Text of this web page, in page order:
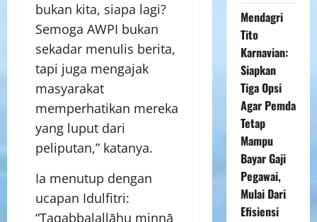
bukan kita, siapa lagi?
Semoga AWPI bukan
sekadar menulis berita,
tapi juga mengajak
masyarakat
memperhatikan mereka
yang luput dari
peliputan,” katanya.
Ia menutup dengan
ucapan Idulfitri:
“Taqabbalallāhu minnā
Mendagri
Tito
Karnavian:
Siapkan
Tiga Opsi
Agar Pemda
Tetap
Mampu
Bayar Gaji
Pegawai,
Mulai Dari
Efisiensi